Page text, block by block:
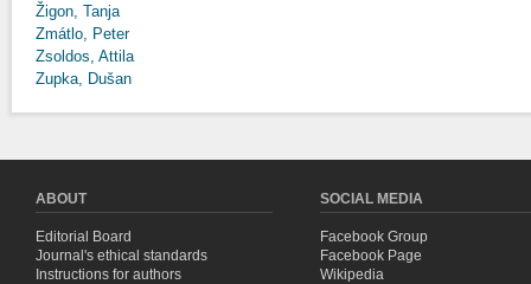
Žigon, Tanja
Zmátlo, Peter
Zsoldos, Attila
Zupka, Dušan
ABOUT
Editorial Board
Journal's ethical standards
Instructions for authors
SOCIAL MEDIA
Facebook Group
Facebook Page
Wikipedia